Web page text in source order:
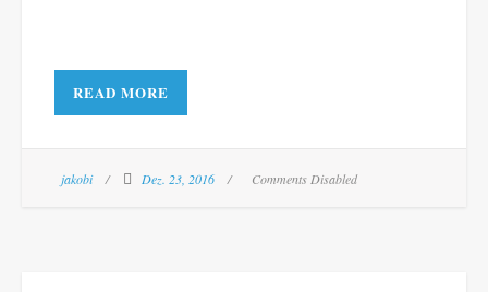
READ MORE
jakobi Dez. 23, 2016 Comments Disabled